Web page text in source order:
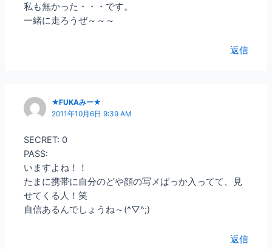
私も無かった・・・です。
一緒に走ろうぜ～～～
返信
★FUKAみー★
2011年10月6日 9:39 AM
SECRET: 0
PASS:
いますよね！！
たまに携帯に自分のどや顔の写メばっか入ってて、見
せてくる人！笑
自信あるんでしょうね～(^▽^;)
返信